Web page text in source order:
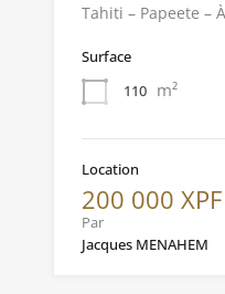
Tahiti – Papeete –
Surface
110 m²
Location
200 000
Par
Jacques MENAHEM